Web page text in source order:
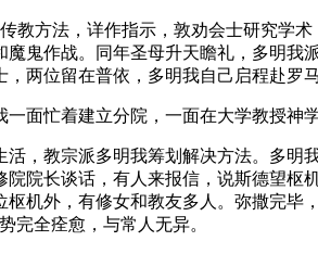
教方法，详作指示，敦劝会士研究学
鬼作战。同年圣母升天瞻礼，多明
两位留在普依，多明我自己启程赴罗
面忙着建立分院，一面在大学教授神
，教宗派多明我筹划解决方法。多
院长谈话，有人来报信，说斯德望
机外，有修女和教友多人。弥撒完
势完全痊愈，与常人无异。